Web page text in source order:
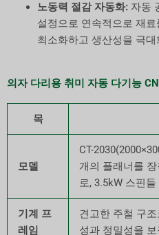
노동력 절감 자동화:자동
설정으로 연속적으로 재
최소화하고 생산성을 극대
의자 다리용 취미 자동 다기능
목
모델
CT-
개의 플래너를
로, 3.5kW 스핀
기계 프
레임
견고한 주철 구
성과 정밀성을